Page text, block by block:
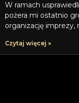
W ramach
pożera mi ostatnio
organizację imprezy,
Czytaj więcej »